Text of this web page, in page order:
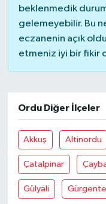
beklenmedik
gelemeyebilir. Bu
eczanenin açık
etmeniz iyi bir fikir
Ordu Diğer İlçeler
Akkuş Altinordu
Çatalpinar
Gülyali